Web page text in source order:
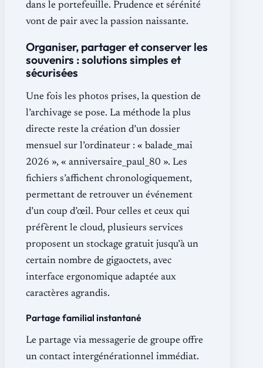
dans le portefeuille. Prudence et sérénité
vont de pair avec la passion naissante.
Organiser, partager et conserver les
souvenirs : solutions simples et
sécurisées
Une fois les photos prises, la question de
l’archivage se pose. La méthode la plus
directe reste la création d’un dossier
mensuel sur l’ordinateur : « balade_mai
2026 », « anniversaire_paul_80 ». Les
fichiers s’affichent chronologiquement,
permettant de retrouver un événement
d’un coup d’œil. Pour celles et ceux qui
préfèrent le cloud, plusieurs services
proposent un stockage gratuit jusqu’à un
certain nombre de gigaoctets, avec
interface ergonomique adaptée aux
caractères agrandis.
Partage familial instantané
Le partage via messagerie de groupe offre
un contact intergénérationnel immédiat.